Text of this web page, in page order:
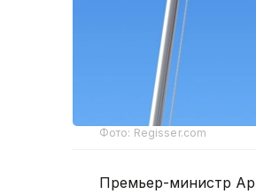
Фото: Regisser.com
Премьер-министр